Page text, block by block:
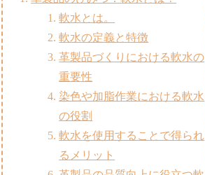
軟水とは。
軟水の定義と特徴
革製品づくりにおける軟水の
重要性
染色や加脂作業における軟水
の役割
軟水を使用することで得られ
るメリット